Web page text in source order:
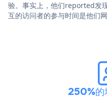
验。事实上，他们reported发
互的访问者的参与时间是他们
250%的